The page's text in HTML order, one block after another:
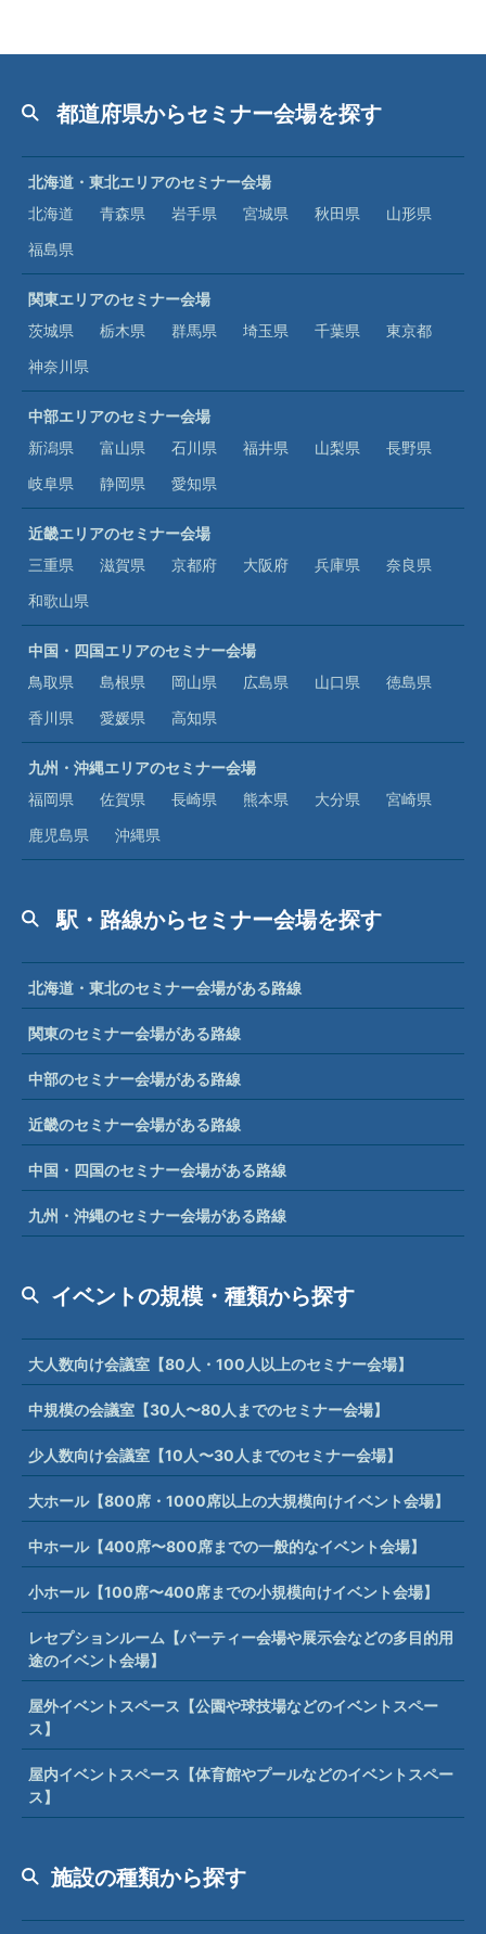
都道府県からセミナー会場を探す
北海道・東北エリアのセミナー会場
北海道
青森県 岩手県 宮城県 秋田県
山形県
福島県
関東エリアのセミナー会場
茨城県
栃木県 群馬県 埼玉県 千葉県
東京都
神奈川県
中部エリアのセミナー会場
新潟県
富山県 石川県 福井県 山梨県
長野県
岐阜県
静岡県 愛知県
近畿エリアのセミナー会場
三重県
滋賀県 京都府 大阪府 兵庫県
奈良県
和歌山県
中国・四国エリアのセミナー会場
鳥取県
島根県 岡山県 広島県 山口県
徳島県
香川県
愛媛県 高知県
九州・沖縄エリアのセミナー会場
福岡県
佐賀県 長崎県 熊本県 大分県
宮崎県
鹿児島県
沖縄県
駅・路線からセミナー会場を探す
北海道・東北のセミナー会場がある路線
関東のセミナー会場がある路線
中部のセミナー会場がある路線
近畿のセミナー会場がある路線
中国・四国のセミナー会場がある路線
九州・沖縄のセミナー会場がある路線
イベントの規模・種類から探す
大人数向け会議室【80人・100人以上のセミナー会場】
中規模の会議室【30人〜80人までのセミナー会場】
少人数向け会議室【10人〜30人までのセミナー会場】
大ホール【800席・1000席以上の大規模向けイベント会場】
中ホール【400席〜800席までの一般的なイベント会場】
小ホール【100席〜400席までの小規模向けイベント会場】
レセプションルーム【パーティー会場や展示会などの多目的用
途のイベント会場】
屋外イベントスペース【公園や球技場などのイベントスペー
ス】
屋内イベントスペース【体育館やプールなどのイベントスペー
ス】
施設の種類から探す